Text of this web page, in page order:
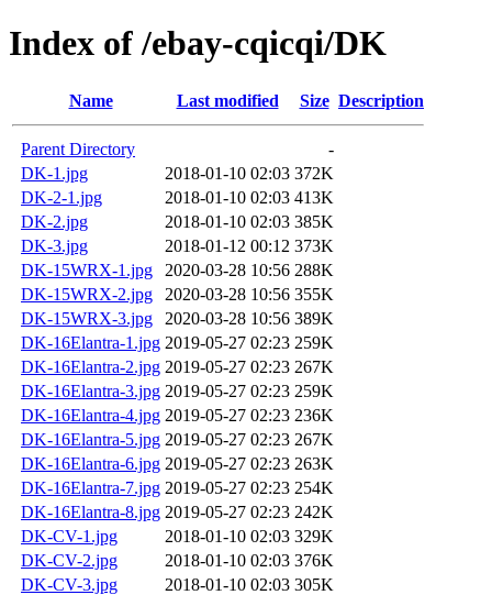
Index of /ebay-cqicqi/DK
Name Last modified Size Description
Parent Directory
-
DK-1.jpg
2018-01-10 02:03 372K
DK-2-1.jpg
2018-01-10 02:03 413K
DK-2.jpg
2018-01-10 02:03 385K
DK-3.jpg
2018-01-12 00:12 373K
DK-15WRX-1.jpg
2020-03-28 10:56 288K
DK-15WRX-2.jpg
2020-03-28 10:56 355K
DK-15WRX-3.jpg
2020-03-28 10:56 389K
DK-16Elantra-1.jpg 2019-05-27 02:23 259K
DK-16Elantra-2.jpg 2019-05-27 02:23 267K
DK-16Elantra-3.jpg 2019-05-27 02:23 259K
DK-16Elantra-4.jpg 2019-05-27 02:23 236K
DK-16Elantra-5.jpg 2019-05-27 02:23 267K
DK-16Elantra-6.jpg 2019-05-27 02:23 263K
DK-16Elantra-7.jpg 2019-05-27 02:23 254K
DK-16Elantra-8.jpg 2019-05-27 02:23 242K
DK-CV-1.jpg
2018-01-10 02:03 329K
DK-CV-2.jpg
2018-01-10 02:03 376K
DK-CV-3.jpg
2018-01-10 02:03 305K